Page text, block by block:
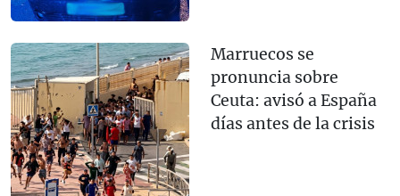
Marruecos se
pronuncia sobre
Ceuta: avisó a España
días antes de la crisis